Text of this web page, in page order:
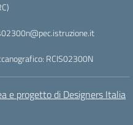
RCIS02300N
e progetto di Designers Italia